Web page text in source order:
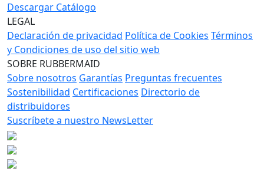
Descargar Catálogo
LEGAL
Declaración de privacidad Política de Cookies Términos
y Condiciones de uso del sitio web
SOBRE RUBBERMAID
Sobre nosotros Garantías Preguntas frecuentes
Sostenibilidad Certificaciones Directorio de
distribuidores
Suscríbete a nuestro NewsLetter